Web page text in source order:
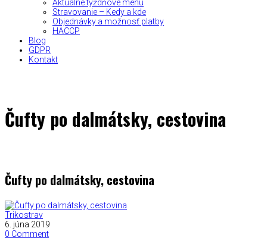
Aktuálne týždňové menu
Stravovanie – Kedy a kde
Objednávky a možnosť platby
HACCP
Blog
GDPR
Kontakt
Čufty po dalmátsky, cestovina
Čufty po dalmátsky, cestovina
Trikostrav
6. júna 2019
0 Comment